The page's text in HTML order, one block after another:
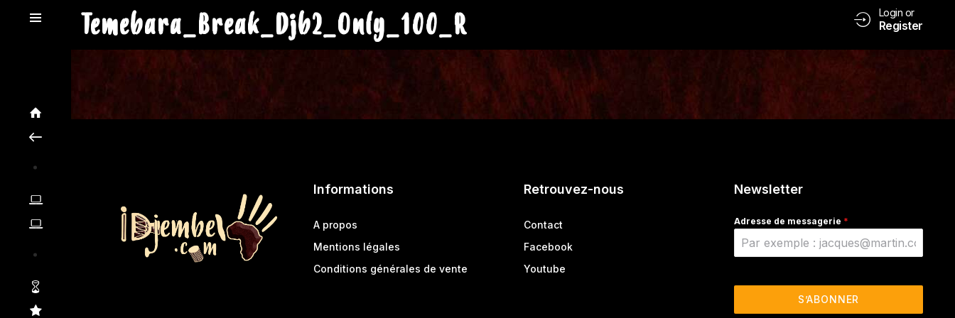
Temebara_Break_Djb2_Only_100_R Login or
Register
Informations
A propos
Mentions légales
Conditions générales de vente
Retrouvez-nous
Contact
Facebook
Youtube
Newsletter
Adresse de messagerie *
S’ABONNER